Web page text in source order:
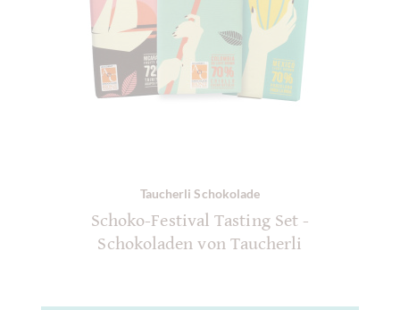
Taucherli Schokolade
Schoko-Festival Tasting Set -
Schokoladen von Taucherli